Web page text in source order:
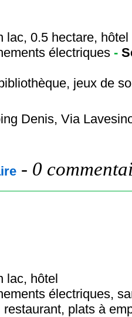
lac, 0.5 hectare, hôtel
électriques -
jeux de
Denis, Via
- 0
lac, hôtel
électriques,
restaurant, plats à